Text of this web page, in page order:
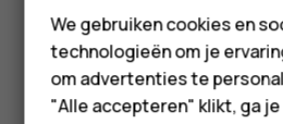
Feature
Accessoires
We gebruiken cookies en
technologieën om je
om advertenties te
"Alle accepteren" klikt, ga